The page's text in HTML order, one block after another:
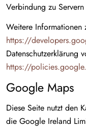
Verbindung zu
Weitere Informationen
https://
Datenschutzerklärung
https://
Google Maps
Diese Seite nutzt den
die Google Ireland